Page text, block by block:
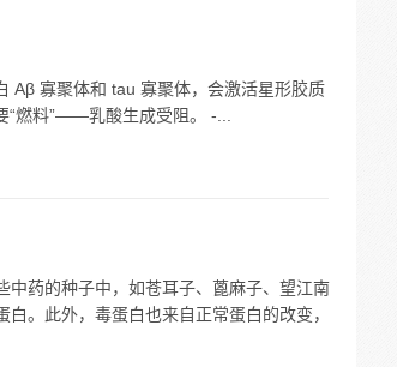
Aβ 寡聚体和 tau 寡聚体，会激活星形胶质
“燃料”——乳酸生成受阻。 -...
中药的种子中，如苍耳子、蓖麻子、望江南
。此外，毒蛋白也来自正常蛋白的改变，